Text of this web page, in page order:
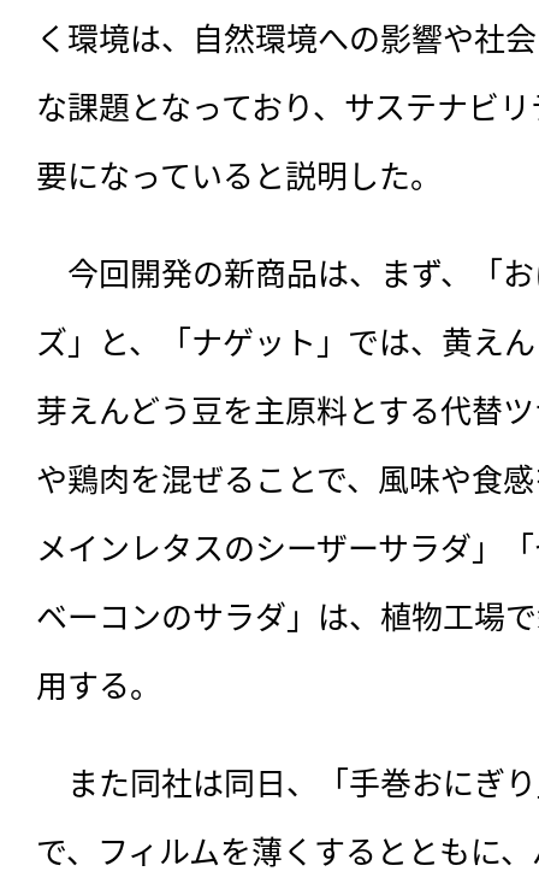
く環境は、自然環境への影響や社
な課題となっており、サステナビ
要になっていると説明した。
今回開発の新商品は、まず、「
ズ」と、「ナゲット」では、黄え
芽えんどう豆を主原料とする代替
や鶏肉を混ぜることで、風味や食
メインレタスのシーザーサラダ」
ベーコンのサラダ」は、植物工場
用する。
また同社は同日、「手巻おにぎ
で、フィルムを薄くするとともに